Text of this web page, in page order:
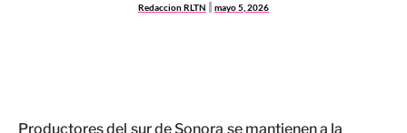
Redaccion RLTN mayo 5, 2026
Productores del sur de Sonora se mantienen a la